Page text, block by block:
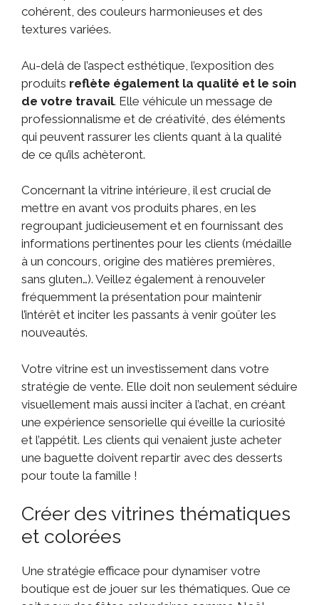
cohérent, des couleurs harmonieuses et des
textures variées.
Au-delà de l’aspect esthétique, l’exposition des
produits reflète également la qualité et le soin
de votre travail. Elle véhicule un message de
professionnalisme et de créativité, des éléments
qui peuvent rassurer les clients quant à la qualité
de ce qu’ils achèteront.
Concernant la vitrine intérieure, il est crucial de
mettre en avant vos produits phares, en les
regroupant judicieusement et en fournissant des
informations pertinentes pour les clients (médaille
à un concours, origine des matières premières,
sans gluten…). Veillez également à renouveler
fréquemment la présentation pour maintenir
l’intérêt et inciter les passants à venir goûter les
nouveautés.
Votre vitrine est un investissement dans votre
stratégie de vente. Elle doit non seulement séduire
visuellement mais aussi inciter à l’achat, en créant
une expérience sensorielle qui éveille la curiosité
et l’appétit. Les clients qui venaient juste acheter
une baguette doivent repartir avec des desserts
pour toute la famille !
Créer des vitrines thématiques
et colorées
Une stratégie efficace pour dynamiser votre
boutique est de jouer sur les thématiques. Que ce